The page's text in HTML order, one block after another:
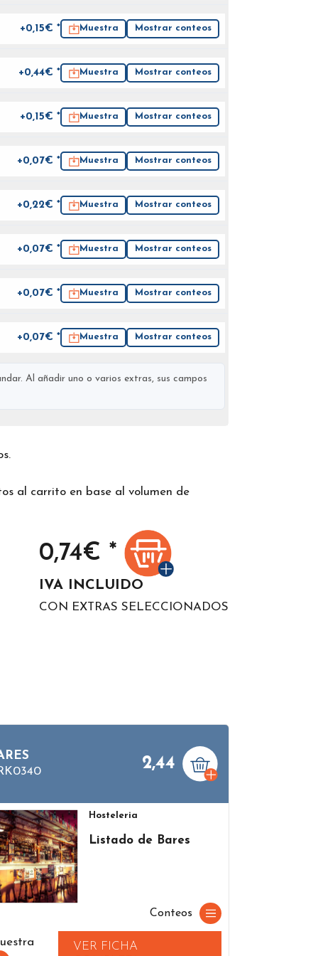
+0,15€ * Muestra Mostrar conteos
+0,44€ * Muestra Mostrar conteos
+0,15€ * Muestra Mostrar conteos
+0,07€ * Muestra Mostrar conteos
+0,22€ * Muestra Mostrar conteos
+0,07€ * Muestra Mostrar conteos
+0,07€ * Muestra Mostrar conteos
+0,07€ * Muestra Mostrar conteos
Al añadir uno o varios extras, sus campos
al carrito en base al volumen de
0,74€ *
IVA INCLUIDO
CON EXTRAS SELECCIONADOS
2,44
Hosteleria
Listado de Bares
Conteos
VER FICHA